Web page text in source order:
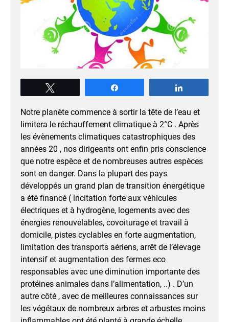
Notre planète commence à sortir la tête de l’eau et
limitera le réchauffement climatique à 2°C . Après
les évènements climatiques catastrophiques des
années 20 , nos dirigeants ont enfin pris conscience
que notre espèce et de nombreuses autres espèces
sont en danger. Dans la plupart des pays
développés un grand plan de transition énergétique
a été financé ( incitation forte aux véhicules
électriques et à hydrogène, logements avec des
énergies renouvelables, covoiturage et travail à
domicile, pistes cyclables en forte augmentation,
limitation des transports aériens, arrêt de l’élevage
intensif et augmentation des fermes eco
responsables avec une diminution importante des
protéines animales dans l’alimentation, ..) . D’un
autre côté , avec de meilleures connaissances sur
les végétaux de nombreux arbres et arbustes moins